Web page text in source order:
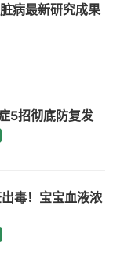
病最新研究成果
5招彻底防复发
毒！宝宝血液浓